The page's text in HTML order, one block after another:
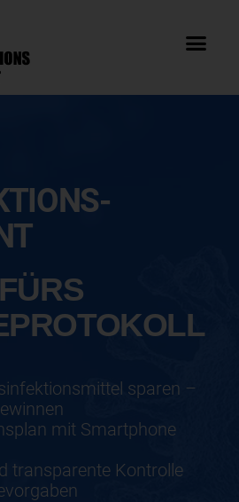
sparen –
mit Smartphone
transparente Kontrolle